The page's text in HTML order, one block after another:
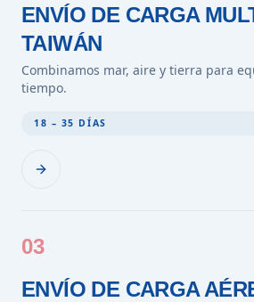
ENVÍO DE CARGA
TAIWÁN
Combinamos mar, aire y tierra para
tiempo.
18 – 35 DÍAS
03
ENVÍO DE CARGA